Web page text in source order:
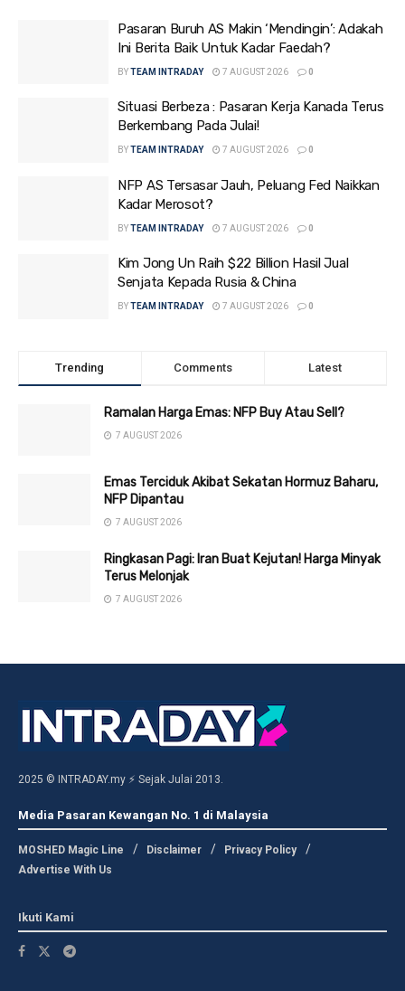
Pasaran Buruh AS Makin ‘Mendingin’: Adakah
Ini Berita Baik Untuk Kadar Faedah?
BYTEAM INTRADAY 7 AUGUST 2026 0
Situasi Berbeza : Pasaran Kerja Kanada Terus
Berkembang Pada Julai!
BY TEAM INTRADAY 7 AUGUST 2026 0
NFP AS Tersasar Jauh, Peluang Fed Naikkan
Kadar Merosot?
BYTEAM INTRADAY 7 AUGUST 2026 0
Kim Jong Un Raih $22 Billion Hasil Jual
Senjata Kepada Rusia & China
BY TEAM INTRADAY 7 AUGUST 2026 0
Trending Comments Latest
Ramalan Harga Emas: NFP Buy Atau Sell?
7 AUGUST 2026
Emas Terciduk Akibat Sekatan Hormuz Baharu,
NFP Dipantau
7 AUGUST 2026
Ringkasan Pagi: Iran Buat Kejutan! Harga Minyak
Terus Melonjak
7 AUGUST 2026
2025 © INTRADAY.my ⚡ Sejak Julai 2013.
Media Pasaran Kewangan No. 1 di Malaysia
MOSHED Magic Line Disclaimer
Privacy Policy
Advertise With Us
Ikuti Kami